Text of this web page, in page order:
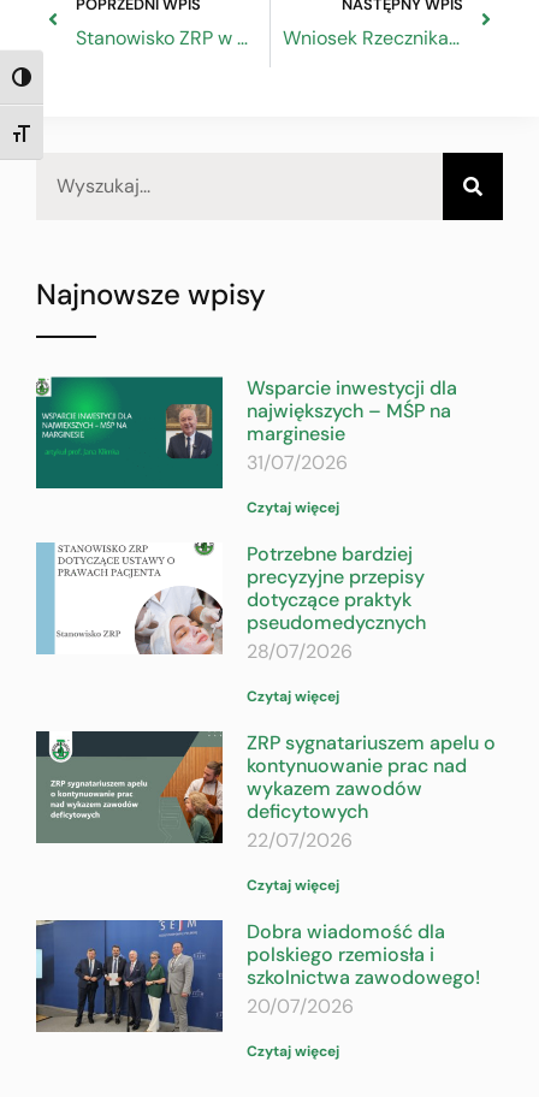
TOGGLE HIGH CONTRAST
TOGGLE FONT SIZE
POPRZEDNI WPIS
Stanowisko ZRP w sprawie projektu ustawy budżetowej na 2020 r.
NASTĘPNY WPIS
Wniosek Rzecznika MŚP o znakowanie pieczywa
Najnowsze wpisy
Wsparcie inwestycji dla
największych – MŚP na
marginesie
31/07/2026
Czytaj więcej
Potrzebne bardziej
precyzyjne przepisy
dotyczące praktyk
pseudomedycznych
28/07/2026
Czytaj więcej
ZRP sygnatariuszem apelu o
kontynuowanie prac nad
wykazem zawodów
deficytowych
22/07/2026
Czytaj więcej
Dobra wiadomość dla
polskiego rzemiosła i
szkolnictwa zawodowego!
20/07/2026
Czytaj więcej